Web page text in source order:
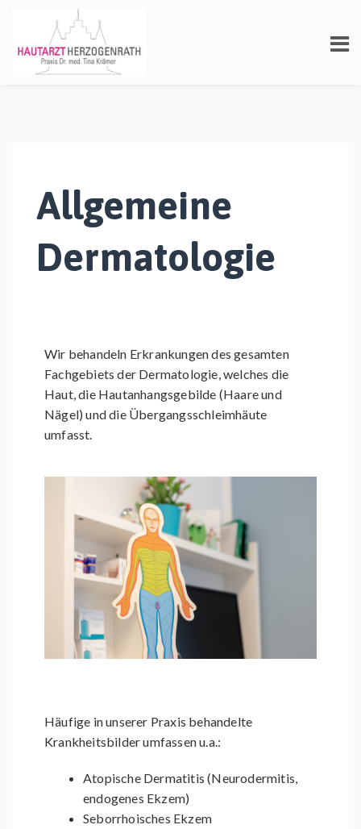
Allgemeine
Dermatologie
Wir behandeln Erkrankungen des gesamten
Fachgebiets der Dermatologie, welches die
Haut, die Hautanhangsgebilde (Haare und
Nägel) und die Übergangsschleimhäute
umfasst.
Häufige in unserer Praxis behandelte
Krankheitsbilder umfassen u.a.:
Atopische Dermatitis (Neurodermitis,
endogenes Ekzem)
Seborrhoisches Ekzem